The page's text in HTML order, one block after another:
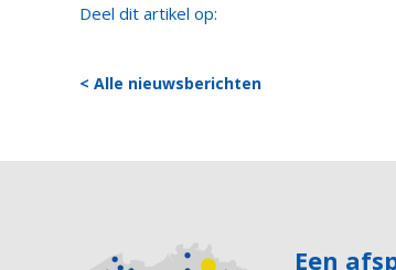
Deel dit artikel op:
< Alle nieuwsberichten
Een